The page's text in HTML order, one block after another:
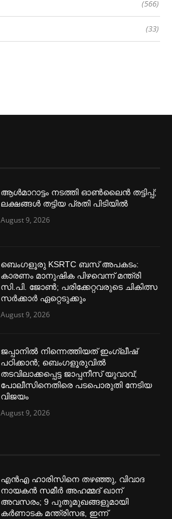
(566)
(33)
ആള്‍മാറാട്ടം നടത്തി ഓണ്‍ലൈൻ തട്ടിപ്പ്;
ലക്ഷങ്ങള്‍ തട്ടിയ പ്രതി പിടിയില്‍
August 9, 2026
ബെംഗളൂരു KSRTC ബസ് അപകടം:
കാരണം മാനുഷിക പിഴവെന്ന് മന്ത്രി
സി.പി. ജോണ്‍; പരിക്കേറ്റവരുടെ ചികിത്സ
സര്‍ക്കാര്‍ ഏറ്റെടുക്കും
August 9, 2026
ജപ്പാനില്‍ നിന്നെത്തിയത് ഇംഗ്ലീഷ്
പഠിക്കാൻ; ബെംഗളൂരുവില്‍
തടവിലാക്കപ്പെട്ട ജാപ്പനീസ് യുവാവ്;
പോലീസിനെതിരെ പടപൊരുതി നേടിയ
വിജയം
August 9, 2026
എൻഎ ഹാരിസിനെ തഴ‌‍ഞ്ഞു, വിവാദ
നായകൻ സമീര്‍ അഹമ്മദ് ഖാന്
അവസരം; 9 പുതുമുഖങ്ങളുമായി
കര്‍ണാടക മന്ത്രിസഭ, ഇന്ന്